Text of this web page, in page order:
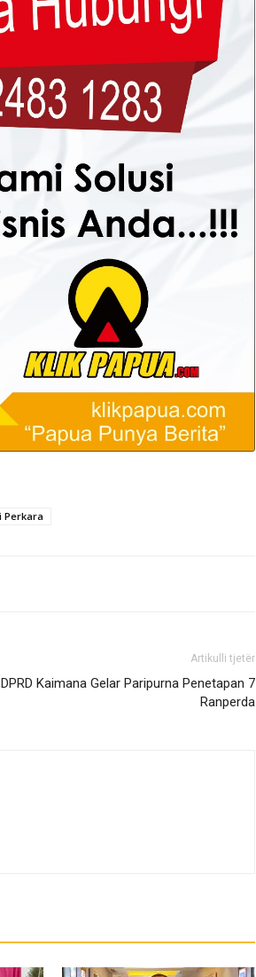
Perkara
Artikulli tjetër
DPRD Kaimana Gelar Paripurna Penetapan 7
Ranperda